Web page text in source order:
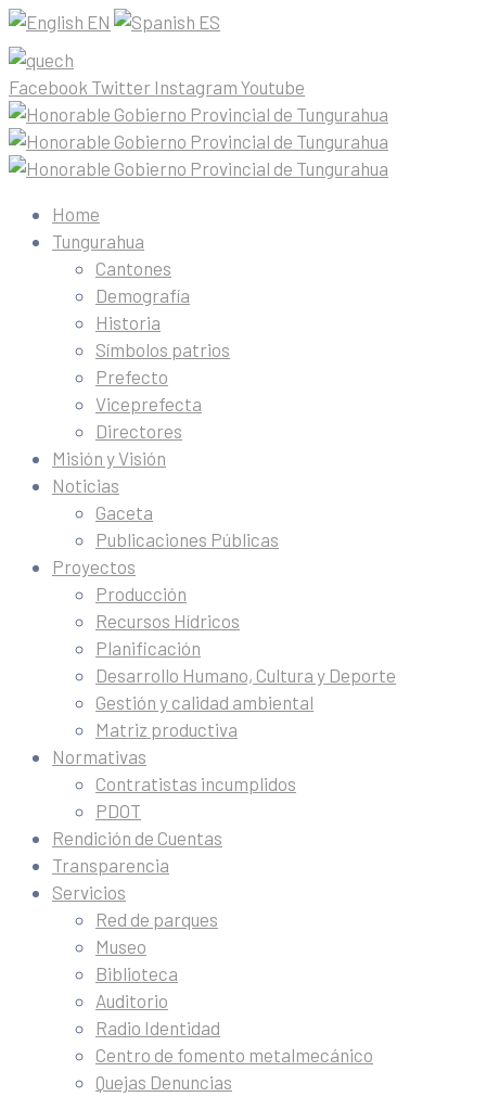
EN ES
Facebook Twitter Instagram Youtube
Home
Tungurahua
Cantones
Demografía
Historia
Símbolos patrios
Prefecto
Viceprefecta
Directores
Misión y Visión
Noticias
Gaceta
Publicaciones Públicas
Proyectos
Producción
Recursos Hídricos
Planificación
Desarrollo Humano, Cultura y Deporte
Gestión y calidad ambiental
Matriz productiva
Normativas
Contratistas incumplidos
PDOT
Rendición de Cuentas
Transparencia
Servicios
Red de parques
Museo
Biblioteca
Auditorio
Radio Identidad
Centro de fomento metalmecánico
Quejas Denuncias